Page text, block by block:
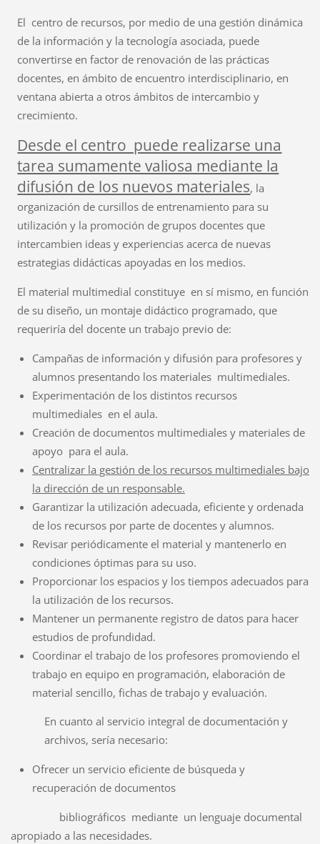
El centro de recursos, por medio de una gestión dinámica
de la información y la tecnología asociada, puede
convertirse en factor de renovación de las prácticas
docentes, en ámbito de encuentro interdisciplinario, en
ventana abierta a otros ámbitos de intercambio y
crecimiento.
Desde el centro puede realizarse una
tarea sumamente valiosa mediante la
difusión de los nuevos materiales, la
organización de cursillos de entrenamiento para su
utilización y la promoción de grupos docentes que
intercambien ideas y experiencias acerca de nuevas
estrategias didácticas apoyadas en los medios.
El material multimedial constituye en sí mismo, en función
de su diseño, un montaje didáctico programado, que
requeriría del docente un trabajo previo de:
Campañas de información y difusión para profesores y
alumnos presentando los materiales multimediales.
Experimentación de los distintos recursos
multimediales en el aula.
Creación de documentos multimediales y materiales de
apoyo para el aula.
Centralizar la gestión de los recursos multimediales bajo
la dirección de un responsable.
Garantizar la utilización adecuada, eficiente y ordenada
de los recursos por parte de docentes y alumnos.
Revisar periódicamente el material y mantenerlo en
condiciones óptimas para su uso.
Proporcionar los espacios y los tiempos adecuados para
la utilización de los recursos.
Mantener un permanente registro de datos para hacer
estudios de profundidad.
Coordinar el trabajo de los profesores promoviendo el
trabajo en equipo en programación, elaboración de
material sencillo, fichas de trabajo y evaluación.
En cuanto al servicio integral de documentación y
archivos, sería necesario:
Ofrecer un servicio eficiente de búsqueda y
recuperación de documentos
bibliográficos mediante un lenguaje documental
apropiado a las necesidades.